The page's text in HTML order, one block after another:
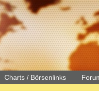
Charts / Börsenlinks